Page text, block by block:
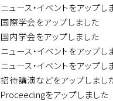
ニュース・イベントをアップし
国際学会をアップしました
国内学会をアップしました
ニュース・イベントをアップし
ニュース・イベントをアップし
招待講演などをアップしまし
Proceedingをアップしました